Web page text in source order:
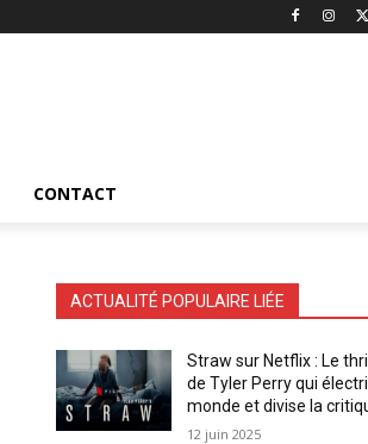
CONTACT
ACTUALITÉ POPULAIRE LIÉE
Straw sur Netflix : Le
de Tyler Perry qui
monde et divise la
12 juin 2025